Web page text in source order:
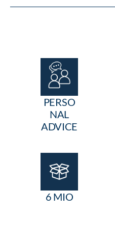
PERSO
NAL
ADVICE
6 MIO